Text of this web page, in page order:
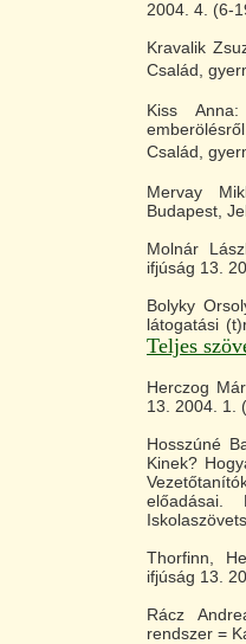
2004. 4. (6-
Kravalik
Család,
Kiss
Család,
Mervay
Budapest,
Molnár
ifjúság 13.
Bolyky
látogatási
Teljes
Herczog
13. 2004. 1.
Hosszúné
Kinek?
előadásai.
Thorfinn,
ifjúság 13.
Rácz
rendszer =